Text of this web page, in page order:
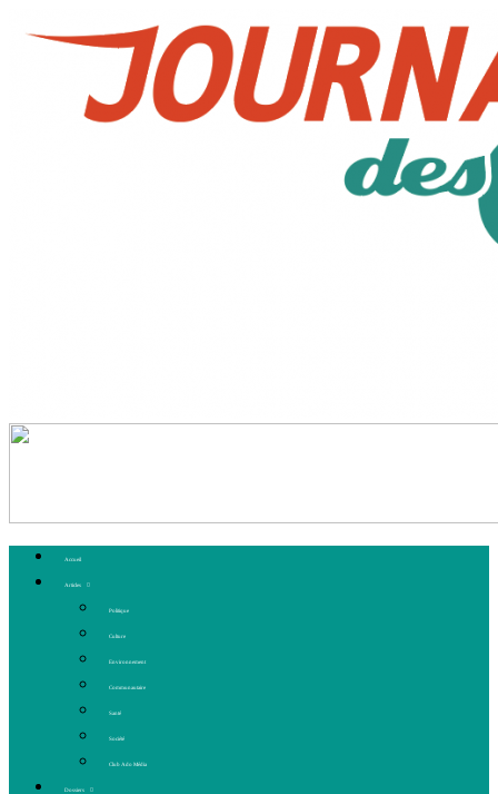
Accueil
Articles
Politique
Culture
Environnement
Communautaire
Santé
Société
Club Ado Média
Dossiers